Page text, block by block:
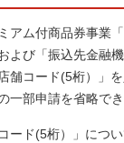
ム付商品券事業「
よび「振込先金融
舗コード(5桁）」
一部申請を省略でき
ード(5桁）」につ